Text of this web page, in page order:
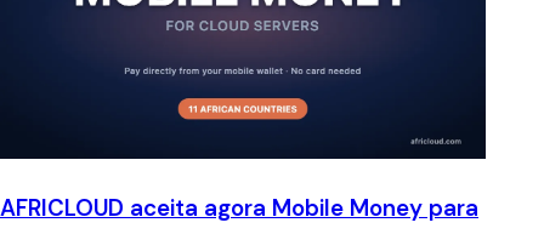
AFRICLOUD aceita agora Mobile Money para